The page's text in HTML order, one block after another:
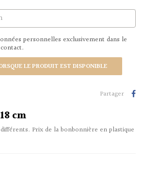
personnelles exclusivement dans le
LE PRODUIT EST DISPONIBLE
Partager
cm
Prix de la bonbonnière en plastique